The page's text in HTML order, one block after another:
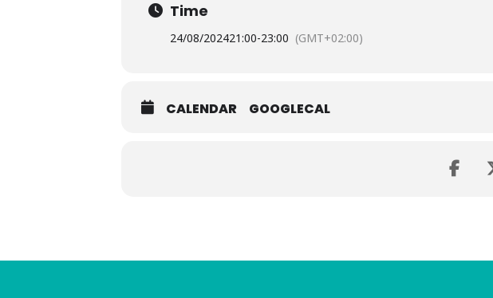
Time
24/08/202421:00-23:00 (GMT+02:00)
CALENDAR GOOGLECAL